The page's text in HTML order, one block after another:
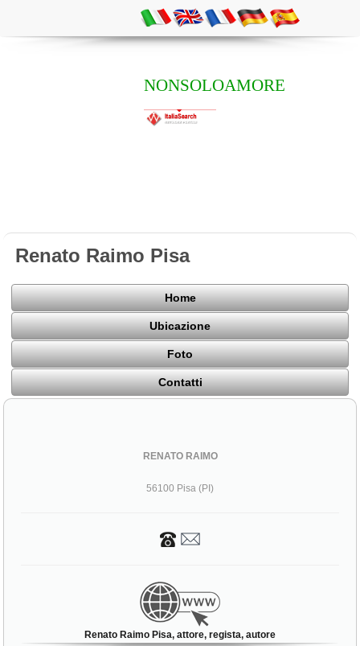
NONSOLOAMORE
Renato Raimo Pisa
Home
Ubicazione
Foto
Contatti
RENATO RAIMO
56100 Pisa (PI)
Renato Raimo Pisa, attore, regista, autore